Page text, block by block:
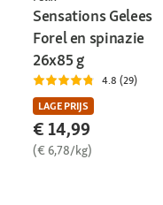
Sensations Gelees
Forel en spinazie
26x85 g
4.8 (29)
LAGE PRIJS
€ 14,99
(€ 6,78/kg)